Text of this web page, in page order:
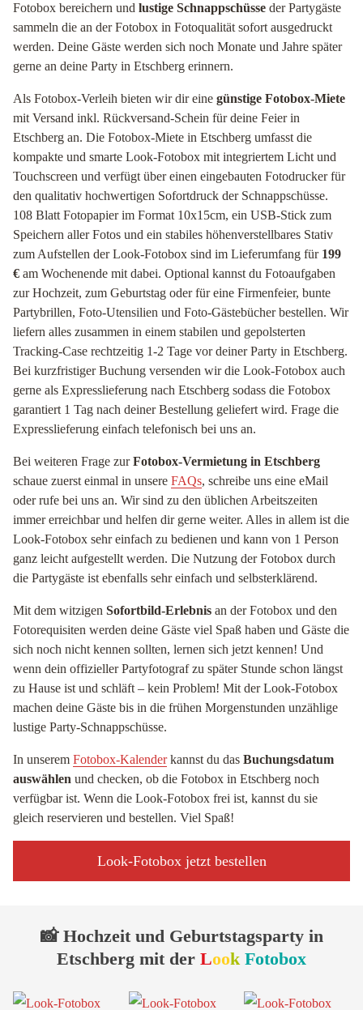
Fotobox bereichern und lustige Schnappschüsse der Partygäste
sammeln die an der Fotobox in Fotoqualität sofort ausgedruckt
werden. Deine Gäste werden sich noch Monate und Jahre später
gerne an deine Party in Etschberg erinnern.
Als Fotobox-Verleih bieten wir dir eine günstige Fotobox-Miete
mit Versand inkl. Rückversand-Schein für deine Feier in
Etschberg an. Die Fotobox-Miete in Etschberg umfasst die
kompakte und smarte Look-Fotobox mit integriertem Licht und
Touchscreen und verfügt über einen eingebauten Fotodrucker für
den qualitativ hochwertigen Sofortdruck der Schnappschüsse.
108 Blatt Fotopapier im Format 10x15cm, ein USB-Stick zum
Speichern aller Fotos und ein stabiles höhenverstellbares Stativ
zum Aufstellen der Look-Fotobox sind im Lieferumfang für 199
€ am Wochenende mit dabei. Optional kannst du Fotoaufgaben
zur Hochzeit, zum Geburtstag oder für eine Firmenfeier, bunte
Partybrillen, Foto-Utensilien und Foto-Gästebücher bestellen. Wir
liefern alles zusammen in einem stabilen und gepolsterten
Tracking-Case rechtzeitig 1-2 Tage vor deiner Party in Etschberg.
Bei kurzfristiger Buchung versenden wir die Look-Fotobox auch
gerne als Expresslieferung nach Etschberg sodass die Fotobox
garantiert 1 Tag nach deiner Bestellung geliefert wird. Frage die
Expresslieferung einfach telefonisch bei uns an.
Bei weiteren Frage zurFotobox-Vermietung in Etschberg
schaue zuerst einmal in unsere FAQs, schreibe uns eine eMail
oder rufe bei uns an. Wir sind zu den üblichen Arbeitszeiten
immer erreichbar und helfen dir gerne weiter. Alles in allem ist die
Look-Fotobox sehr einfach zu bedienen und kann von 1 Person
ganz leicht aufgestellt werden. Die Nutzung der Fotobox durch
die Partygäste ist ebenfalls sehr einfach und selbsterklärend.
Mit dem witzigen Sofortbild-Erlebnis an der Fotobox und den
Fotorequisiten werden deine Gäste viel Spaß haben und Gäste die
sich noch nicht kennen sollten, lernen sich jetzt kennen! Und
wenn dein offizieller Partyfotograf zu später Stunde schon längst
zu Hause ist und schläft – kein Problem! Mit der Look-Fotobox
machen deine Gäste bis in die frühen Morgenstunden unzählige
lustige Party-Schnappschüsse.
In unserem Fotobox-Kalenderkannst du das Buchungsdatum
auswählen und checken, ob die Fotobox in Etschberg noch
verfügbar ist. Wenn die Look-Fotobox frei ist, kannst du sie
gleich reservieren und bestellen. Viel Spaß!
Look-Fotobox jetzt bestellen
📸 Hochzeit und Geburtstagsparty in
Etschberg mit der Look Fotobox